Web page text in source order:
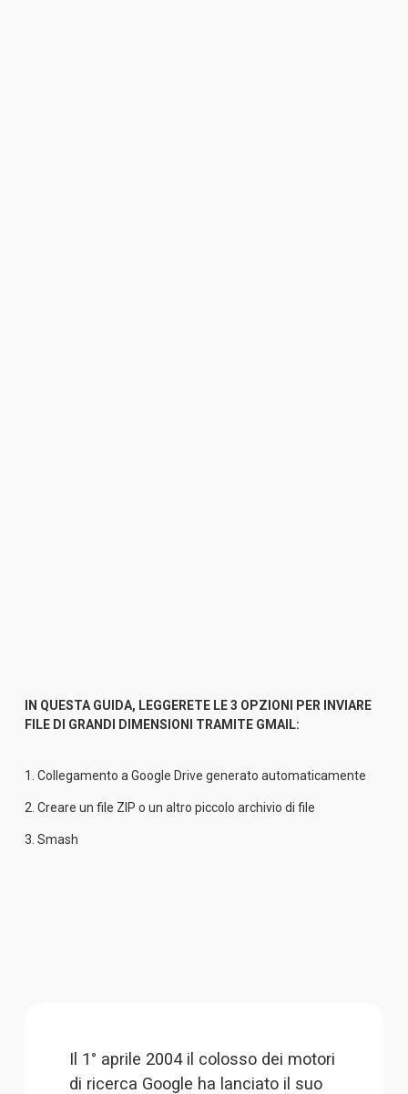
IN QUESTA GUIDA, LEGGERETE LE 3 OPZIONI PER INVIARE
FILE DI GRANDI DIMENSIONI TRAMITE GMAIL:
1. Collegamento a Google Drive generato automaticamente
2. Creare un file ZIP o un altro piccolo archivio di file
3. Smash
Il 1° aprile 2004 il colosso dei motori
di ricerca Google ha lanciato il suo